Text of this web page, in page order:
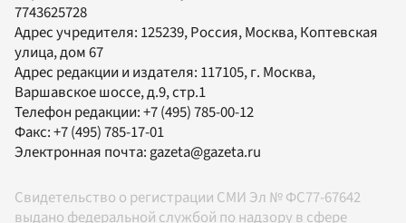
7743625728
Адрес учредителя: 125239, Россия, Москва, Коптевская
улица, дом 67
Адрес редакции и издателя: 117105, г. Москва,
Варшавское шоссе, д.9, стр.1
Телефон редакции:+7 (495) 785-00-12
Факс:+7 (495) 785-17-01
Электронная почта: gazeta@gazeta.ru
Свидетельство о регистрации СМИ Эл № ФС77-67642
выдано федеральной службой по надзору в сфере